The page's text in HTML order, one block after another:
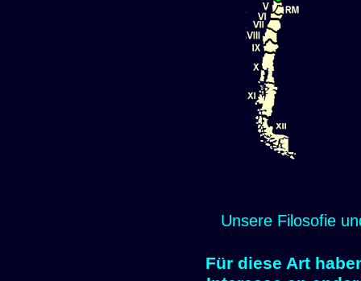
Unsere Filosofie
Für diese Art